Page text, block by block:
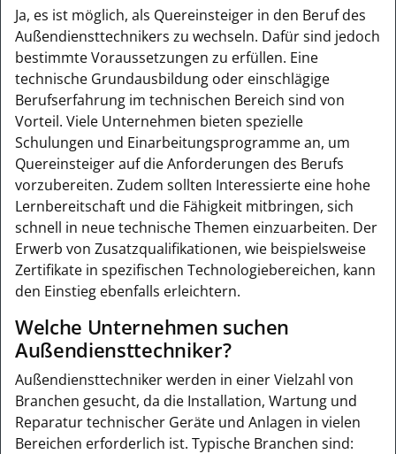
Ja, es ist möglich, als Quereinsteiger in den Beruf des
Außendiensttechnikers zu wechseln. Dafür sind jedoch
bestimmte Voraussetzungen zu erfüllen. Eine
technische Grundausbildung oder einschlägige
Berufserfahrung im technischen Bereich sind von
Vorteil. Viele Unternehmen bieten spezielle
Schulungen und Einarbeitungsprogramme an, um
Quereinsteiger auf die Anforderungen des Berufs
vorzubereiten. Zudem sollten Interessierte eine hohe
Lernbereitschaft und die Fähigkeit mitbringen, sich
schnell in neue technische Themen einzuarbeiten. Der
Erwerb von Zusatzqualifikationen, wie beispielsweise
Zertifikate in spezifischen Technologiebereichen, kann
den Einstieg ebenfalls erleichtern.
Welche Unternehmen suchen
Außendiensttechniker?
Außendiensttechniker werden in einer Vielzahl von
Branchen gesucht, da die Installation, Wartung und
Reparatur technischer Geräte und Anlagen in vielen
Bereichen erforderlich ist. Typische Branchen sind: